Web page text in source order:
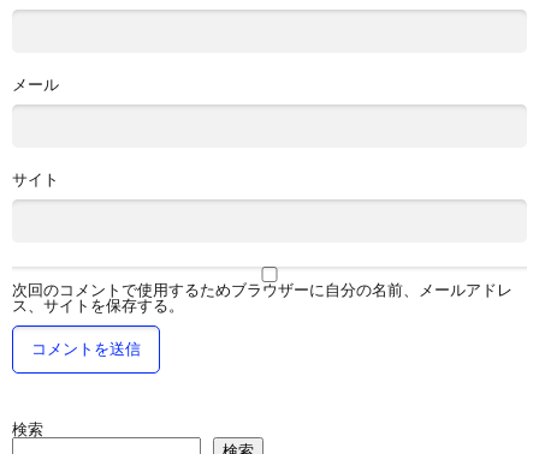
メール
サイト
次回のコメントで使用するためブラウザーに自分の名前、メールアドレ
ス、サイトを保存する。
検索